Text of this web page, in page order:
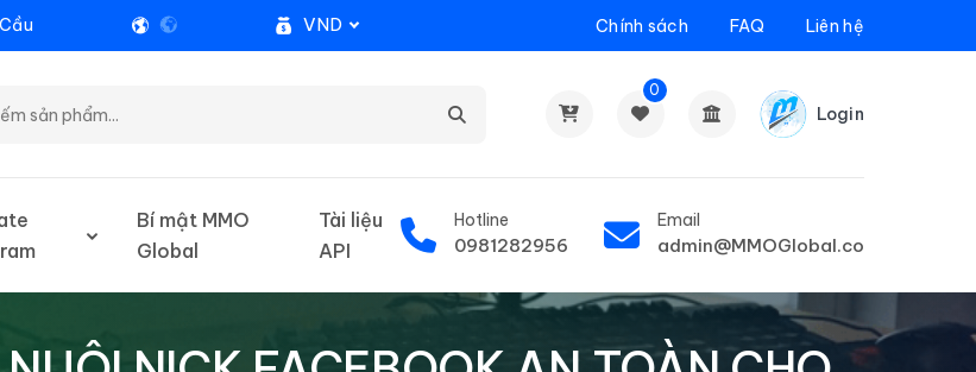
VND Chính sách FAQ Liên hệ
0
Login
Bí mật MMO
Global
Tài liệu
API
Hotline
0981282956
Email
admin@MMOGlobal.co